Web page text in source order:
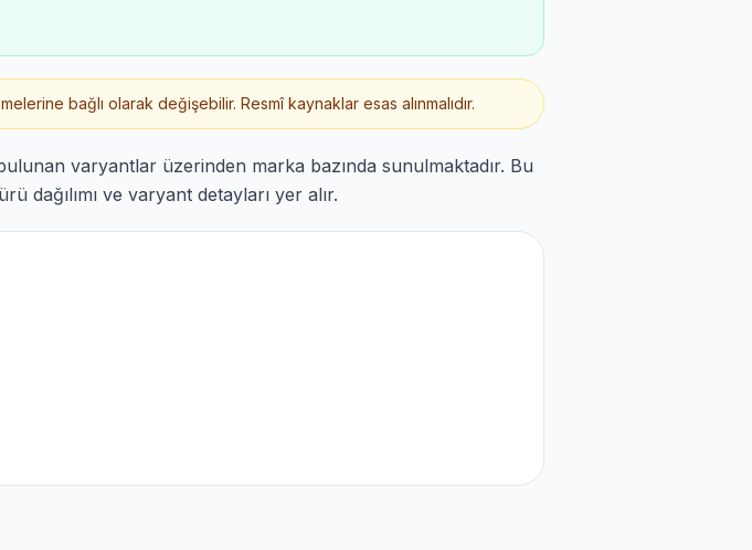
bağlı olarak değişebilir. Resmî kaynaklar esas alınmalıdır.
varyantlar üzerinden marka bazında sunulmaktadır. Bu
dağılımı ve varyant detayları yer alır.